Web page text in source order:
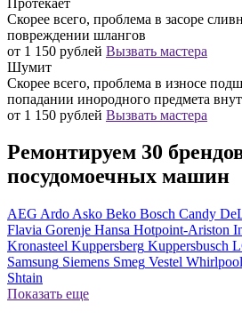
Скорее всего, проблема в засоре
повреждении шлангов
от 1 150 рублей Вызвать мастера
Шумит
Скорее всего, проблема в износе
попадании инородного предмета
от 1 150 рублей Вызвать мастера
Ремонтируем 30
посудомоечных машин
AEG Ardo Asko Beko Bosch Candy
Flavia Gorenje Hansa Hotpoint-Ariston
Kronasteel Kuppersberg Kuppersbusch
Samsung Siemens Smeg Vestel Whirlpool
Shtain
Показать еще